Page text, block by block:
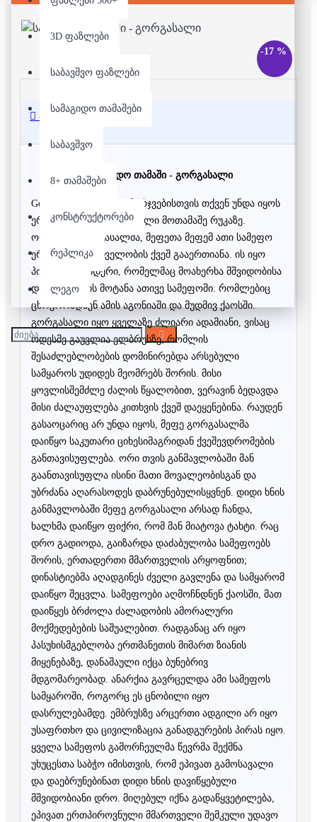
3D ფაზლები
საბავშვო ფაზლები
სამაგიდო თამაშები
საბავშვო
8+ თამაშები
კონსტრუქტორები
რეპლიკა
ლეგო
-17 %
აღწერა
სამაგიდო თამაში - გორგასალი
Gorgasali - თამაშში გამარჯვებისთვის თქვენ უნდა იყოს
ერთადერთი გადარჩენილი მოთამაშე რუკაზე.
ოდესღაც გორგასალმა, მეფეთა მეფემ ათი სამეფო
ერთიანი მმართველობის ქვეშ გააერთიანა. ის იყო
პირველი ლიდერი, რომელმაც მოახერხა მშვიდობისა
და ჰარმონიის მოტანა ათივე სამეფოში. რომლებიც
ცხოვრობდნენ ამის აგონიაში და მუდმივ ქაოსში.
გორგასალი იყო ყველაზე ძლიარი ადამიანი, ვისაც
ოდესმე გაუვლია ელბრუსზე, რომლის
შესაძლებლობების დომინირებდა არსებული
სამყაროს უდიდეს მეომრებს შორის. მისი
ყოვლისშემძლე ძალის წყალობით, ვერავინ ბედავდა
მისი ძალაუფლება კითხვის ქვეშ დაეყენებინა. რაუდენ
გასაოცარიც არ უნდა იყოს, მეფე გორგასალმა
დაიწყო საკუთარი ციხესიმაგრიდან ქვეშევდრომების
განთავისუფლება. ორი თვის განმავლობაში მან
გაანთავისუფლა ისინი მათი მოვალეობისგან და
უბრძანა აღარასოდეს დაბრუნებულისყვნენ. დიდი ხნის
განმავლობაში მეფე გორგასალი არსად ჩანდა,
ხალხმა დაიწყო ფიქრი, რომ მან მიატოვა ტახტი. რაც
დრო გადიოდა, გაიზარდა დაძაბულობა სამეფოებს
შორის, ერთადერთი მმართველის არყოფნით;
დინასტიებმა აღადგინეს ძველი გავლენა და სამყარომ
დაიწყო შეცვლა. სამეფოები აღმოჩნდნენ ქაოსში, მათ
დაიწყეს ბრძოლა ძალადობის ამორალური
მოქმედებების საშუალებით. რადგანაც არ იყო
პასუხისმგებლობა ერთმანეთის მიმართ ზიანის
მიყენებაზე, დანაშაული იქცა ბუნებრივ
მდგომარეობად. ანარქია გავრცელდა ამი სამეფოს
სამყაროში, როგორც ეს ცნობილი იყო
დასრულებამდე. ემბრუსზე არცერთი ადგილი არ იყო
უსაფრთხო და ცივილიზაცია განადგურების პირას იყო.
ყველა სამეფოს გამორჩეულმა წევრმა შექმნა
უხუცესთა საბჭო იმისთვის, რომ ეპივათ გამოსავალი
და დაებრუნებინათ დიდი ხნის დავიწყებული
მშვიდობიანი დრო. მიღებულ იქნა გადაწყვეტილება,
ეპივათ ერთპიროვნული მმართველი შემკული უდავო